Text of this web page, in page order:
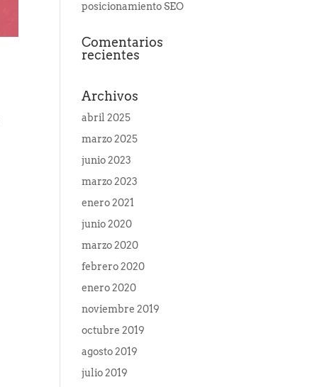
posicionamiento SEO
Comentarios
recientes
Archivos
abril 2025
marzo 2025
junio 2023
marzo 2023
enero 2021
junio 2020
marzo 2020
febrero 2020
enero 2020
noviembre 2019
octubre 2019
agosto 2019
julio 2019